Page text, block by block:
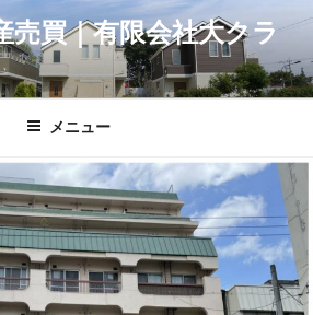
売買｜有限会社大クラ
メニュー